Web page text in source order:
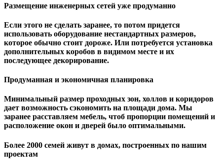
Размещение инженерных сетей уже продуманно
Если этого не сделать заранее, то потом придется
использовать оборудование нестандартных размеров,
которое обычно стоит дороже. Или потребуется установка
дополнительных коробов в видимом месте и их
последующее декорирование.
Продуманная и экономичная планировка
Минимальный размер проходных зон, холлов и коридоров
дает возможность сэкономить на площади дома. Мы
заранее расставляем мебель, чтоб пропорции помещений и
расположение окон и дверей было оптимальными.
Более 2000 семей живут в домах, построенных по нашим
проектам